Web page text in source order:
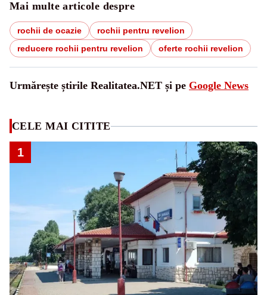
Mai multe articole despre
rochii de ocazie
rochii pentru revelion
reducere rochii pentru revelion
oferte rochii revelion
Urmărește știrile Realitatea.NET și pe Google News
CELE MAI CITITE
1